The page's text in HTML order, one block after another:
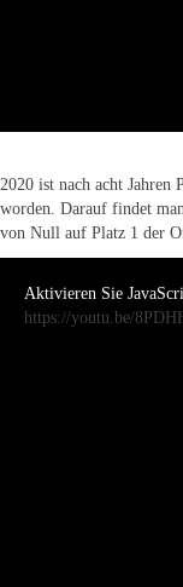
2020 ist nach acht
worden. Darauf findet
von Null auf Platz 1 der
Aktivieren Sie
https://youtu.be/